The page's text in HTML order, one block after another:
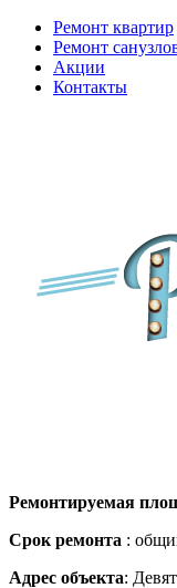
Ремонт квартир
Ремонт
Акции
Контакты
Ремонтируемая
Срок ремонта :
Адрес объекта: